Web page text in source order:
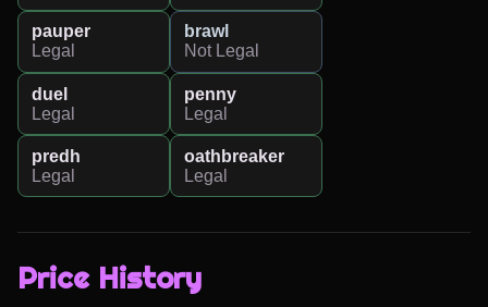
pauper
Legal
brawl
Not Legal
duel
Legal
penny
Legal
predh
Legal
oathbreaker
Legal
Price History